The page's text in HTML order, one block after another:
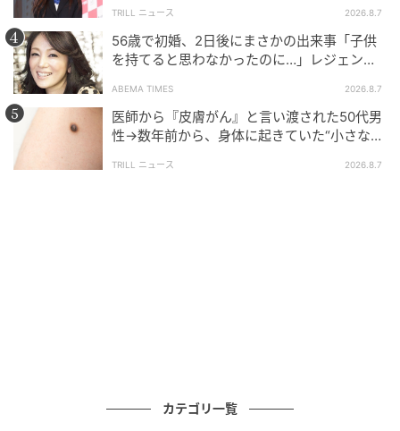
に入るかによってルールが変わるということ。厳格な
決まりがありながらも、その範囲内でアイデンティテ
ィを表現する帽子文化こそ、ロイヤルアスコットの大
きな魅力です。
TRILL ニュース 2026.8.7
56歳で初婚、2日後にまさかの出来事「子供
を持てると思わなかったのに…」レジェンド
ABEMA TIMES 2026.8.7
医師から『皮膚がん』と言い渡された50代男
性→数年前から、身体に起きていた“小さな異
TRILL ニュース 2026.8.7
カテゴリ一覧